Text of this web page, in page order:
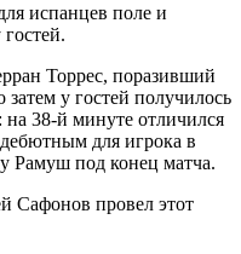
испанцев поле и
Торрес, поразивший
у гостей получилось
на 38-й минуте отличился
для игрока в
Рамуш под конец матча.
Сафонов провел этот